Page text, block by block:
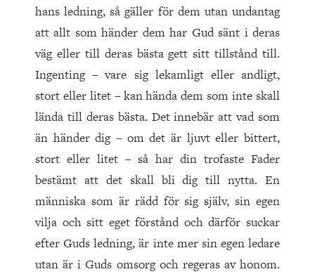
hans ledning, så gäller för dem utan undantag
att allt som händer dem har Gud sänt i deras
väg eller till deras bästa gett sitt tillstånd till.
Ingenting – vare sig lekamligt eller andligt,
stort eller litet – kan hända dem som inte skall
lända till deras bästa. Det innebär att vad som
än händer dig – om det är ljuvt eller bittert,
stort eller litet – så har din trofaste Fader
bestämt att det skall bli dig till nytta. En
människa som är rädd för sig själv, sin egen
vilja och sitt eget förstånd och därför suckar
efter Guds ledning, är inte mer sin egen ledare
utan är i Guds omsorg och regeras av honom.